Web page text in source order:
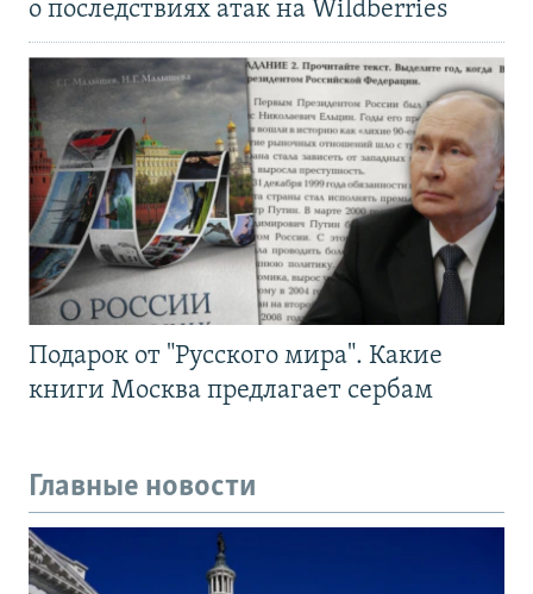
о последствиях атак на Wildberries
Подарок от "Русского мира". Какие
книги Москва предлагает сербам
Главные новости